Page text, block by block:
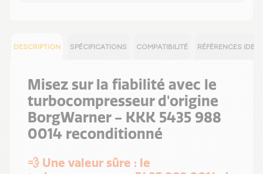
DESCRIPTION SPÉCIFICATIONS COMPATIBILITÉ RÉFÉRENCES
Misez sur la fiabilité avec le
turbocompresseur d'origine
BorgWarner - KKK 5435 988
0014 reconditionné
💨 Une valeur sûre : le